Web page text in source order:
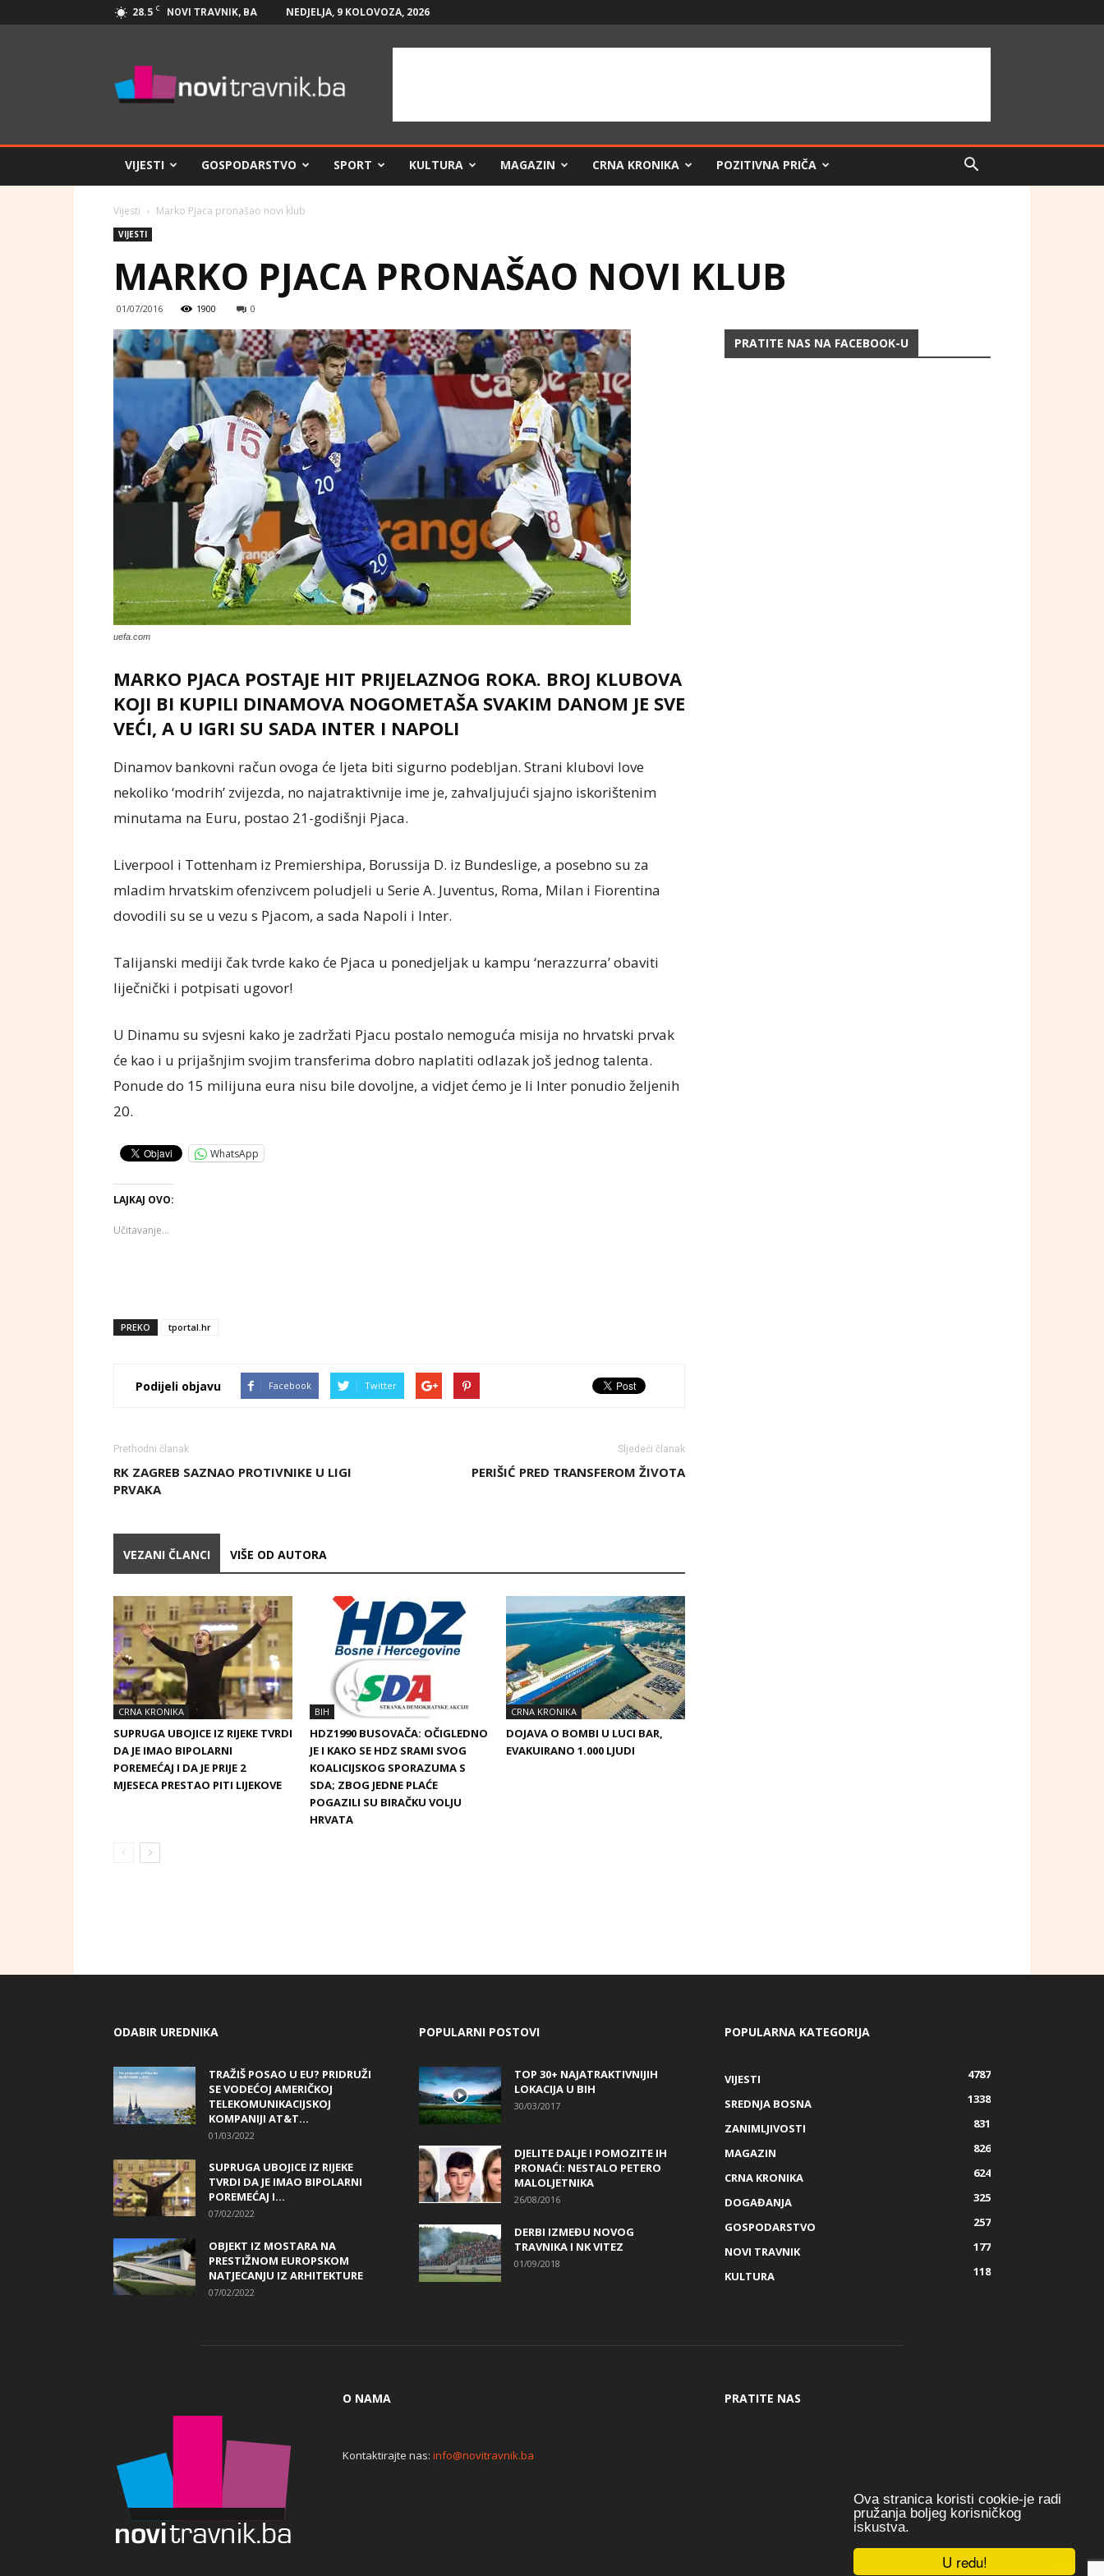
U redu!
Ova stranica koristi cookie-je radi
pružanja boljeg korisničkog
iskustva.
28.5 C NOVI TRAVNIK, BA NEDJELJA, 9 KOLOVOZA, 2026
Travnik.ba
VIJESTI GOSPODARSTVO SPORT KULTURA MAGAZIN CRNA KRONIKA POZITIVNA PRIČA
Vijesti Marko Pjaca pronašao novi klub
VIJESTI
MARKO PJACA PRONAŠAO NOVI KLUB
01/07/2016 1900 0
uefa.com
MARKO PJACA POSTAJE HIT PRIJELAZNOG ROKA. BROJ KLUBOVA
KOJI BI KUPILI DINAMOVA NOGOMETAŠA SVAKIM DANOM JE SVE
VEĆI, A U IGRI SU SADA INTER I NAPOLI
Dinamov bankovni račun ovoga će ljeta biti sigurno podebljan. Strani klubovi love
nekoliko ‘modrih’ zvijezda, no najatraktivnije ime je, zahvaljujući sjajno iskorištenim
minutama na Euru, postao 21-godišnji Pjaca.
Liverpool i Tottenham iz Premiershipa, Borussija D. iz Bundeslige, a posebno su za
mladim hrvatskim ofenzivcem poludjeli u Serie A. Juventus, Roma, Milan i Fiorentina
dovodili su se u vezu s Pjacom, a sada Napoli i Inter.
Talijanski mediji čak tvrde kako će Pjaca u ponedjeljak u kampu ‘nerazzurra’ obaviti
liječnički i potpisati ugovor!
U Dinamu su svjesni kako je zadržati Pjacu postalo nemoguća misija no hrvatski prvak
će kao i u prijašnjim svojim transferima dobro naplatiti odlazak još jednog talenta.
Ponude do 15 milijuna eura nisu bile dovoljne, a vidjet ćemo je li Inter ponudio željenih
20.
WhatsApp
LAJKAJ OVO:
Učitavanje...
PREKO tportal.hr
Podijeli objavu Facebook Twitter
Prethodni članak
RK ZAGREB SAZNAO PROTIVNIKE U LIGI
PRVAKA
Sljedeći članak
PERIŠIĆ PRED TRANSFEROM ŽIVOTA
VEZANI ČLANCI VIŠE OD AUTORA
CRNA KRONIKA
SUPRUGA UBOJICE IZ RIJEKE TVRDI
DA JE IMAO BIPOLARNI
POREMEĆAJ I DA JE PRIJE 2
MJESECA PRESTAO PITI LIJEKOVE
BIH
HDZ1990 BUSOVAČA: OČIGLEDNO
JE I KAKO SE HDZ SRAMI SVOG
KOALICIJSKOG SPORAZUMA S
SDA; ZBOG JEDNE PLAĆE
POGAZILI SU BIRAČKU VOLJU
HRVATA
CRNA KRONIKA
DOJAVA O BOMBI U LUCI BAR,
EVAKUIRANO 1.000 LJUDI
PRATITE NAS NA FACEBOOK-U
ODABIR UREDNIKA
TRAŽIŠ POSAO U EU? PRIDRUŽI
SE VODEĆOJ AMERIČKOJ
TELEKOMUNIKACIJSKOJ
KOMPANIJI AT&T...
01/03/2022
SUPRUGA UBOJICE IZ RIJEKE
TVRDI DA JE IMAO BIPOLARNI
POREMEĆAJ I...
07/02/2022
OBJEKT IZ MOSTARA NA
PRESTIŽNOM EUROPSKOM
NATJECANJU IZ ARHITEKTURE
07/02/2022
POPULARNI POSTOVI
TOP 30+ NAJATRAKTIVNIJIH
LOKACIJA U BIH
30/03/2017
DJELITE DALJE I POMOZITE IH
PRONAĆI: NESTALO PETERO
MALOLJETNIKA
26/08/2016
DERBI IZMEĐU NOVOG
TRAVNIKA I NK VITEZ
01/09/2018
POPULARNA KATEGORIJA
VIJESTI
4787
SREDNJA BOSNA
1338
ZANIMLJIVOSTI
831
MAGAZIN
826
CRNA KRONIKA
624
DOGAĐANJA
325
GOSPODARSTVO
257
NOVI TRAVNIK
177
KULTURA
118
O NAMA
Kontaktirajte nas: info@novitravnik.ba
PRATITE NAS